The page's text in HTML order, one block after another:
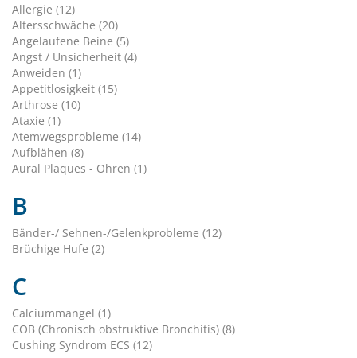
Allergie (12)
Altersschwäche (20)
Angelaufene Beine (5)
Angst / Unsicherheit (4)
Anweiden (1)
Appetitlosigkeit (15)
Arthrose (10)
Ataxie (1)
Atemwegsprobleme (14)
Aufblähen (8)
Aural Plaques - Ohren (1)
B
Bänder-/ Sehnen-/Gelenkprobleme (12)
Brüchige Hufe (2)
C
Calciummangel (1)
COB (Chronisch obstruktive Bronchitis) (8)
Cushing Syndrom ECS (12)